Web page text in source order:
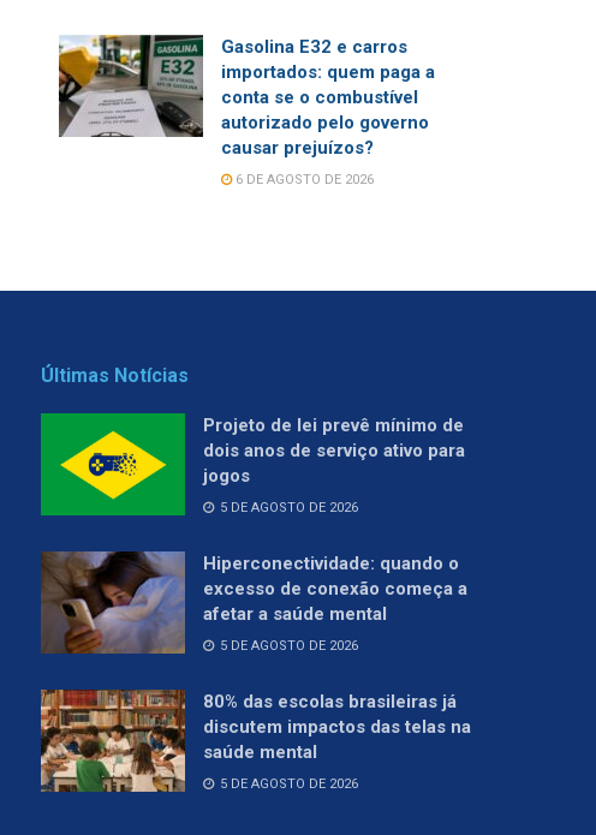
Gasolina E32 e carros
importados: quem paga a
conta se o combustível
autorizado pelo governo
causar prejuízos?
6 DE AGOSTO DE 2026
Últimas Notícias
Projeto de lei prevê mínimo de
dois anos de serviço ativo para
jogos
5 DE AGOSTO DE 2026
Hiperconectividade: quando o
excesso de conexão começa a
afetar a saúde mental
5 DE AGOSTO DE 2026
80% das escolas brasileiras já
discutem impactos das telas na
saúde mental
5 DE AGOSTO DE 2026